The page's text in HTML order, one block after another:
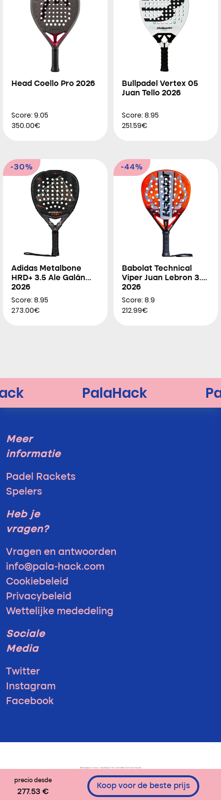
precio desde
277.53 €
Koop voor de beste prijs
Head Coello Pro 2026
Score: 9.05
350.00€
Bullpadel Vertex 05
Juan Tello 2026
Score: 8.95
251.59€
-30%
Adidas Metalbone
HRD+ 3.5 Ale Galán
2026
Score: 8.95
273.00€
-44%
Babolat Technical
Viper Juan Lebron 3.0
2026
Score: 8.9
212.99€
Meer
informatie
Padel Rackets
Spelers
Heb je
vragen?
Vragen en antwoorden
info@pala-hack.com
Cookiebeleid
Privacybeleid
Wettelijke mededeling
Sociale
Media
Twitter
Instagram
Facebook